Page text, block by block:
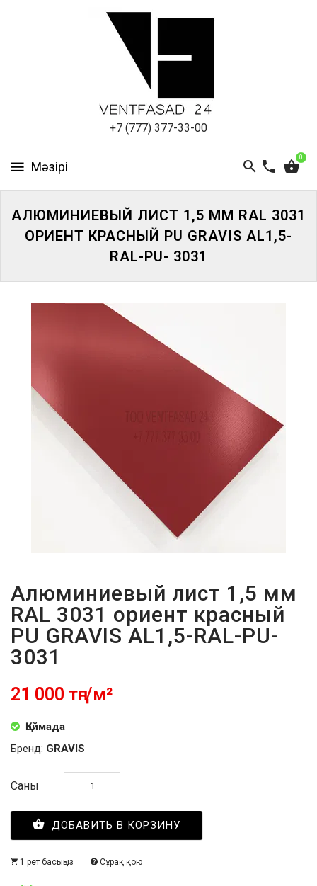
+7 (777) 377-33-00
0
ПАНЕЛИ
АЛЮМИНИЕВЫЙ ЛИСТ 1,5 ММ RAL 3031
ОРИЕНТ КРАСНЫЙ PU GRAVIS AL1,5-
RAL-PU- 3031
Алюминиевый лист 1,5 мм
RAL 3031 ориент красный
PU GRAVIS AL1,5-RAL-PU-
3031
21 000 тңг/м²
Қоймада
Бренд: GRAVIS
Саны
ДОБАВИТЬ В КОРЗИНУ
1 рет басыңыз Сұрақ қою